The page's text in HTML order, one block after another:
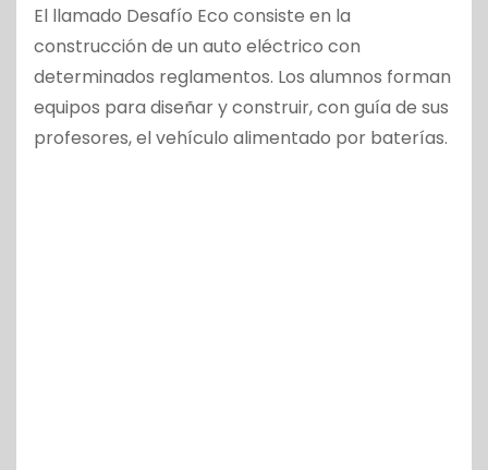
El llamado Desafío Eco consiste en la
construcción de un auto eléctrico con
determinados reglamentos. Los alumnos forman
equipos para diseñar y construir, con guía de sus
profesores, el vehículo alimentado por baterías.